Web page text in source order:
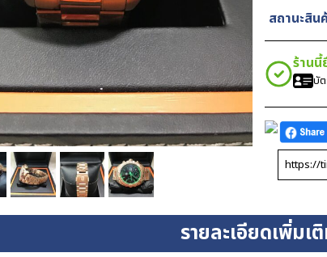
43mm
ชิ้น
สถานะสิน
ร้าน
บัต
รายละเอียดเพิ่มเ